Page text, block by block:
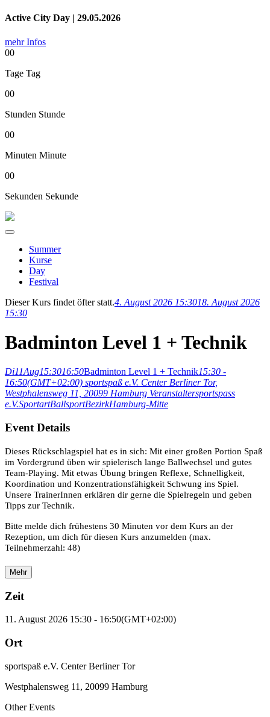
Active City Day | 29.05.2026
mehr Infos
00
Tage Tag
00
Stunden Stunde
00
Minuten Minute
00
Sekunden Sekunde
Summer
Kurse
Day
Festival
Dieser Kurs findet öfter statt.4. August 2026 15:3018. August 2026
15:30
Badminton Level 1 + Technik
Di11Aug15:3016:50Badminton Level 1 + Technik15:30 -
16:50(GMT+02:00) sportspaß e.V. Center Berliner Tor,
Westphalensweg 11, 20099 Hamburg Veranstaltersportspass
e.V.SportartBallsportBezirkHamburg-Mitte
Event Details
Dieses Rückschlagspiel hat es in sich: Mit einer großen Portion Spaß
im Vordergrund üben wir spielerisch lange Ballwechsel und gutes
Team-Playing. Mit etwas Übung bringen Reflexe, Schnelligkeit,
Koordination und Konzentrationsfähigkeit Schwung ins Spiel.
Unsere TrainerInnen erklären dir gerne die Spielregeln und geben
Tipps zur Technik.
Bitte melde dich frühestens 30 Minuten vor dem Kurs an der
Rezeption, um dich für diesen Kurs anzumelden (max.
Teilnehmerzahl: 48)
Mehr
Zeit
11. August 2026 15:30 - 16:50(GMT+02:00)
Ort
sportspaß e.V. Center Berliner Tor
Westphalensweg 11, 20099 Hamburg
Other Events